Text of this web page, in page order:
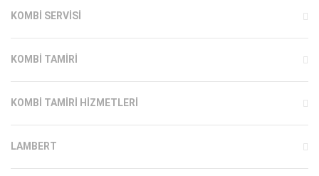
KOMBI SERVISI
KOMBI TAMIRI
KOMBI TAMIRI HIZMETLERI
LAMBERT